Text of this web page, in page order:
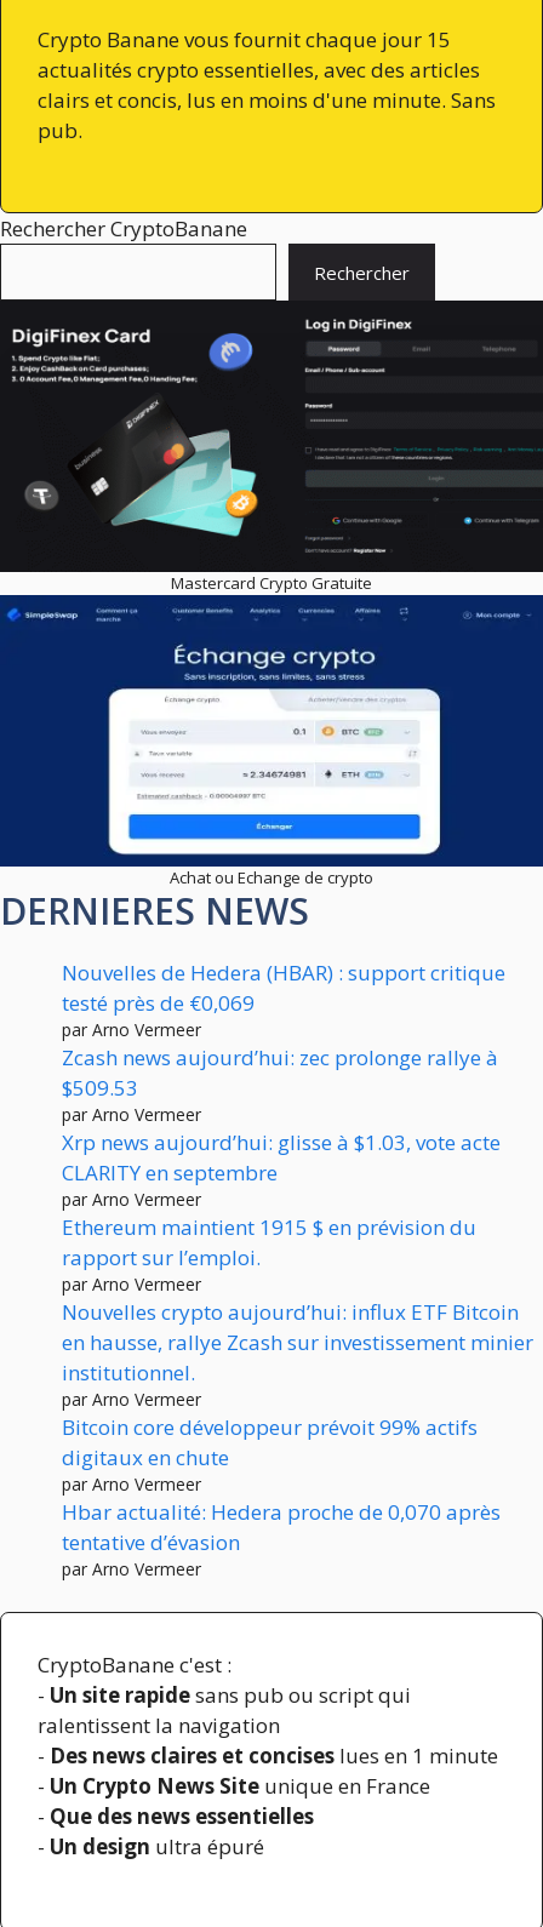
Crypto Banane vous fournit chaque jour 15
actualités crypto essentielles, avec des articles
clairs et concis, lus en moins d'une minute. Sans
pub.
Rechercher CryptoBanane
Rechercher
Mastercard Crypto Gratuite
Achat ou Echange de crypto
DERNIERES NEWS
Nouvelles de Hedera (HBAR) : support critique
testé près de €0,069
par Arno Vermeer
Zcash news aujourd’hui: zec prolonge rallye à
$509.53
par Arno Vermeer
Xrp news aujourd’hui: glisse à $1.03, vote acte
CLARITY en septembre
par Arno Vermeer
Ethereum maintient 1915 $ en prévision du
rapport sur l’emploi.
par Arno Vermeer
Nouvelles crypto aujourd’hui: influx ETF Bitcoin
en hausse, rallye Zcash sur investissement minier
institutionnel.
par Arno Vermeer
Bitcoin core développeur prévoit 99% actifs
digitaux en chute
par Arno Vermeer
Hbar actualité: Hedera proche de 0,070 après
tentative d’évasion
par Arno Vermeer
CryptoBanane c'est :
- Un site rapidesans pub ou script qui
ralentissent la navigation
- Des news claires et concises lues en 1 minute
- Un Crypto News Site unique en France
- Que des news essentielles
- Un design ultra épuré